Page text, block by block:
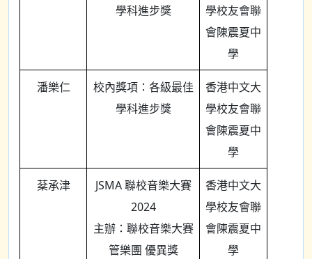
學科進步獎
學校友會聯
會陳震夏中
學
潘樂仁
校內獎項：各級最佳
學科進步獎
香港中文大
學校友會聯
會陳震夏中
學
棻承津
JSMA 聯校音樂大賽
2024
主辦：聯校音樂大賽
管樂團 優異獎
香港中文大
學校友會聯
會陳震夏中
學